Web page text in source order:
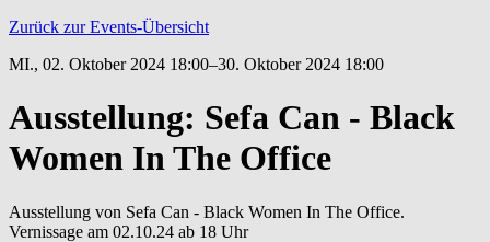
Zurück zur Events-Übersicht
MI., 02. Oktober 2024 18:00–30. Oktober 2024 18:00
Ausstellung: Sefa Can - Black
Women In The Office
Ausstellung von Sefa Can - Black Women In The Office.
Vernissage am 02.10.24 ab 18 Uhr